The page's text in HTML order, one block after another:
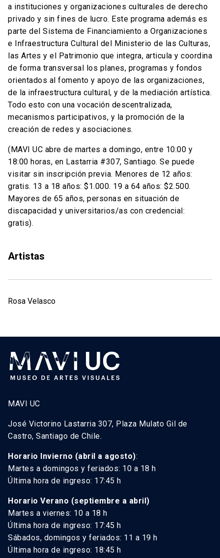
a instituciones y organizaciones culturales de derecho
privado y sin fines de lucro. Este programa además es
parte del Sistema de Financiamiento a Organizaciones
e Infraestructura Cultural del Ministerio de las Culturas,
las Artes y el Patrimonio que integra, articula y coordina
de forma transversal los planes, programas y fondos
orientados al fomento y apoyo de las organizaciones,
de la infraestructura cultural, y de la mediación artística.
Todo esto con una vocación descentralizada,
mecanismos participativos, y la promoción de la
creación de redes y asociaciones.
(MAVI UC abre de martes a domingo, entre 10:00 y
18:00 horas, en Lastarria #307, Santiago. Se puede
visitar sin inscripción previa. Menores de 12 años:
gratis. 13 a 18 años: $1.000. 19 a 64 años: $2.500.
Mayores de 65 años, personas en situación de
discapacidad y universitarios/as con credencial:
gratis).
Artistas
Rosa Velasco
MAVI UC
José Victorino Lastarria 307, Plaza Mulato Gil de
Castro, Santiago de Chile.
Horario Invierno (abril a agosto):
Martes a domingos y feriados: 10 a 18 h
Última hora de ingreso: 17:45 h
Horario Verano (septiembre a abril)
Martes a viernes: 10 a 18 h
Última hora de ingreso: 17:45 h
Sábados, domingos y feriados: 11 a 19 h
Última hora de ingreso: 18:45 h